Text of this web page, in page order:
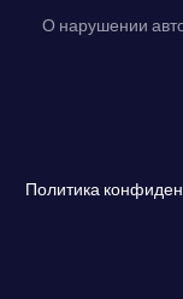
О нарушении
Политика